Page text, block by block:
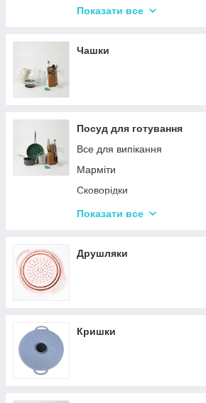
Маслянки
Склянки
Келихи
Показати все
Чашки
Посуд для готування
Все для випікання
Марміти
Сковорідки
Ківші
Показати все
Друшляки
Кришки